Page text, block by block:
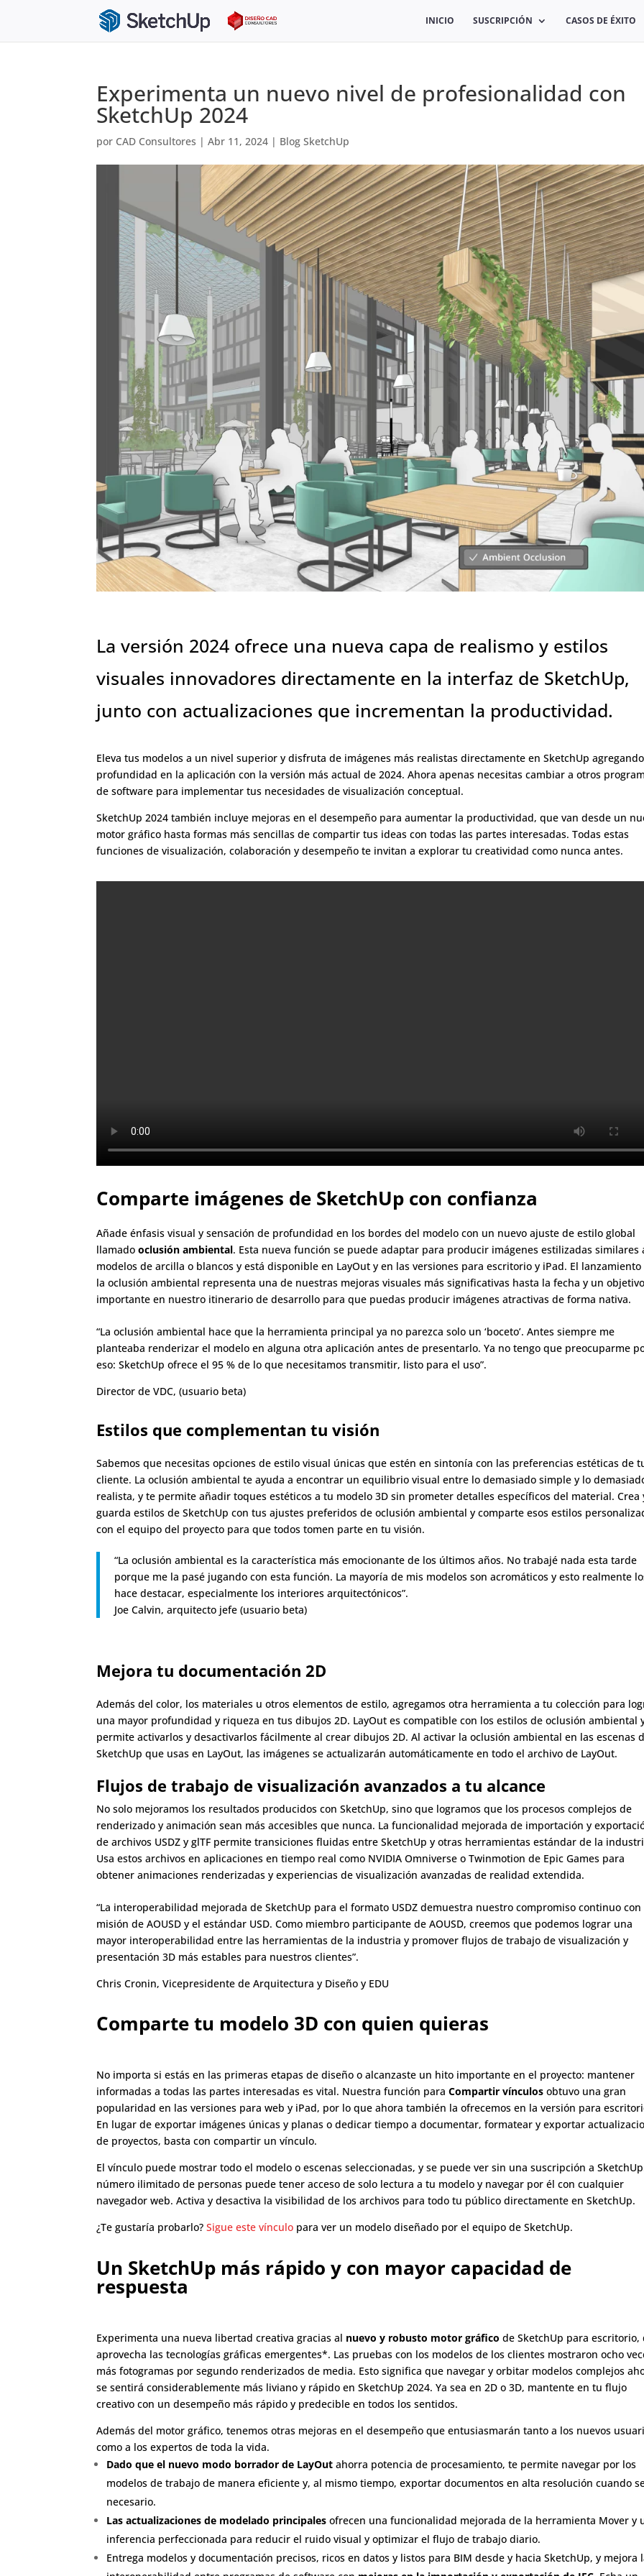
INICIO SUSCRIPCIÓN CASOS DE ÉXITO
Experimenta un nuevo nivel de profesionalidad con
SketchUp 2024
por CAD Consultores |Abr 11, 2024 | Blog SketchUp
La versión 2024 ofrece una nueva capa de realismo y estilos
visuales innovadores directamente en la interfaz de SketchUp,
junto con actualizaciones que incrementan la productividad.
Eleva tus modelos a un nivel superior y disfruta de imágenes más realistas directamente en SketchUp agregando
profundidad en la aplicación con la versión más actual de 2024. Ahora apenas necesitas cambiar a otros
de software para implementar tus necesidades de visualización conceptual.
SketchUp 2024 también incluye mejoras en el desempeño para aumentar la productividad, que van desde un
motor gráfico hasta formas más sencillas de compartir tus ideas con todas las partes interesadas. Todas estas
funciones de visualización, colaboración y desempeño te invitan a explorar tu creatividad como nunca antes.
Comparte imágenes de SketchUp con confianza
Añade énfasis visual y sensación de profundidad en los bordes del modelo con un nuevo ajuste de estilo global
llamadooclusión ambiental. Esta nueva función se puede adaptar para producir imágenes estilizadas similares
modelos de arcilla o blancos y está disponible en LayOut y en las versiones para escritorio y iPad. El lanzamiento
la oclusión ambiental representa una de nuestras mejoras visuales más significativas hasta la fecha y un objetivo
importante en nuestro itinerario de desarrollo para que puedas producir imágenes atractivas de forma nativa.
“La oclusión ambiental hace que la herramienta principal ya no parezca solo un ‘boceto’. Antes siempre me
planteaba renderizar el modelo en alguna otra aplicación antes de presentarlo. Ya no tengo que preocuparme
eso: SketchUp ofrece el 95 % de lo que necesitamos transmitir, listo para el uso”.
Director de VDC, (usuario beta)
Estilos que complementan tu visión
Sabemos que necesitas opciones de estilo visual únicas que estén en sintonía con las preferencias estéticas de
cliente. La oclusión ambiental te ayuda a encontrar un equilibrio visual entre lo demasiado simple y lo
realista, y te permite añadir toques estéticos a tu modelo 3D sin prometer detalles específicos del material. Crea
guarda estilos de SketchUp con tus ajustes preferidos de oclusión ambiental y comparte esos estilos
con el equipo del proyecto para que todos tomen parte en tu visión.
“La oclusión ambiental es la característica más emocionante de los últimos años. No trabajé nada esta tarde
porque me la pasé jugando con esta función. La mayoría de mis modelos son acromáticos y esto realmente
hace destacar, especialmente los interiores arquitectónicos”.
Joe Calvin, arquitecto jefe (usuario beta)
Mejora tu documentación 2D
Además del color, los materiales u otros elementos de estilo, agregamos otra herramienta a tu colección para
una mayor profundidad y riqueza en tus dibujos 2D. LayOut es compatible con los estilos de oclusión ambiental
permite activarlos y desactivarlos fácilmente al crear dibujos 2D. Al activar la oclusión ambiental en las escenas
SketchUp que usas en LayOut, las imágenes se actualizarán automáticamente en todo el archivo de LayOut.
Flujos de trabajo de visualización avanzados a tu alcance
No solo mejoramos los resultados producidos con SketchUp, sino que logramos que los procesos complejos de
renderizado y animación sean más accesibles que nunca. La funcionalidad mejorada de importación y
de archivos USDZ y glTF permite transiciones fluidas entre SketchUp y otras herramientas estándar de la
Usa estos archivos en aplicaciones en tiempo real como NVIDIA Omniverse o Twinmotion de Epic Games para
obtener animaciones renderizadas y experiencias de visualización avanzadas de realidad extendida.
“La interoperabilidad mejorada de SketchUp para el formato USDZ demuestra nuestro compromiso continuo con
misión de AOUSD y el estándar USD. Como miembro participante deAOUSD, creemos que podemos lograr una
mayor interoperabilidad entre las herramientas de la industria y promover flujos de trabajo de visualización y
presentación 3D más estables para nuestros clientes”.
Chris Cronin, Vicepresidente de Arquitectura y Diseño y EDU
Comparte tu modelo 3D con quien quieras
No importa si estás en las primeras etapas de diseño o alcanzaste un hito importante en el proyecto: mantener
informadas a todas las partes interesadas es vital. Nuestra función paraCompartir vínculos obtuvo una gran
popularidad en las versiones para web y iPad, por lo que ahora también la ofrecemos en la versión para
En lugar de exportar imágenes únicas y planas o dedicar tiempo a documentar, formatear y exportar
de proyectos, basta con compartir un vínculo.
El vínculo puede mostrar todo el modelo o escenas seleccionadas, y se puede ver sin una suscripción a
número ilimitado de personas puede tener acceso de solo lectura a tu modelo y navegar por él con cualquier
navegador web. Activa y desactiva la visibilidad de los archivos para todo tu público directamente en SketchUp.
¿Te gustaría probarlo? Sigue este vínculo para ver un modelo diseñado por el equipo de SketchUp.
Un SketchUp más rápido y con mayor capacidad de
respuesta
Experimenta una nueva libertad creativa gracias al nuevo y robusto motor gráfico de SketchUp para escritorio,
aprovecha las tecnologías gráficas emergentes*. Las pruebas con los modelos de los clientes mostraron ocho
más fotogramas por segundo renderizados de media. Esto significa que navegar y orbitar modelos complejos
se sentirá considerablemente más liviano y rápido en SketchUp 2024. Ya sea en 2D o 3D, mantente en tu flujo
creativo con un desempeño más rápido y predecible en todos los sentidos.
Además del motor gráfico, tenemos otras mejoras en el desempeño que entusiasmarán tanto a los nuevos
como a los expertos de toda la vida.
Dado que el nuevo modo borrador de LayOut ahorra potencia de procesamiento, te permite navegar por los
modelos de trabajo de manera eficiente y, al mismo tiempo, exportar documentos en alta resolución cuando
necesario.
Las actualizaciones de modelado principales ofrecen una funcionalidad mejorada de la herramienta Mover y
inferencia perfeccionada para reducir el ruido visual y optimizar el flujo de trabajo diario.
Entrega modelos y documentación precisos, ricos en datos y listos para BIM desde y hacia SketchUp, y mejora